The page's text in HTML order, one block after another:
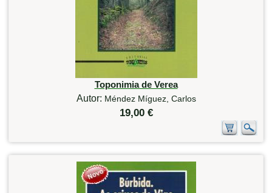
Toponimia de Verea
Autor: Méndez Míguez, Carlos
19,00 €